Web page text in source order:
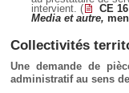
intervient. (
CE
Media et autre,
Collectivités
Une demande de
administratif au sens